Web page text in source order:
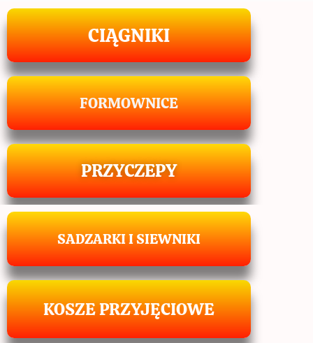
CIĄGNIKI
FORMOWNICE
PRZYCZEPY
SADZARKI I SIEWNIKI
KOSZE PRZYJĘCIOWE